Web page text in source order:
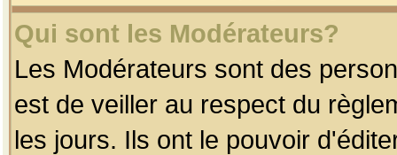
Qui sont les Modérateurs?
Les Modérateurs sont des
est de veiller au respect du
les jours. Ils ont le pouvoir